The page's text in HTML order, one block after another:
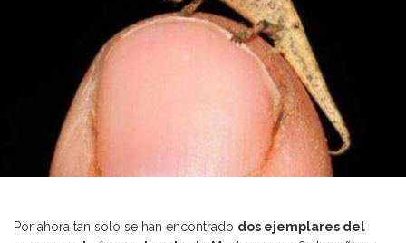
Por ahora tan solo se han encontrado dos ejemplares del